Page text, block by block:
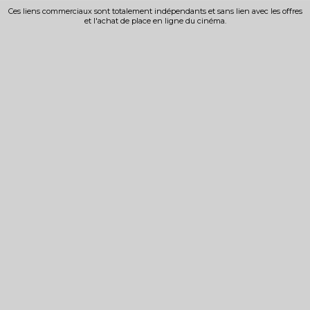
Ces liens commerciaux sont totalement indépendants et sans lien avec les offres
et l'achat de place en ligne du cinéma.